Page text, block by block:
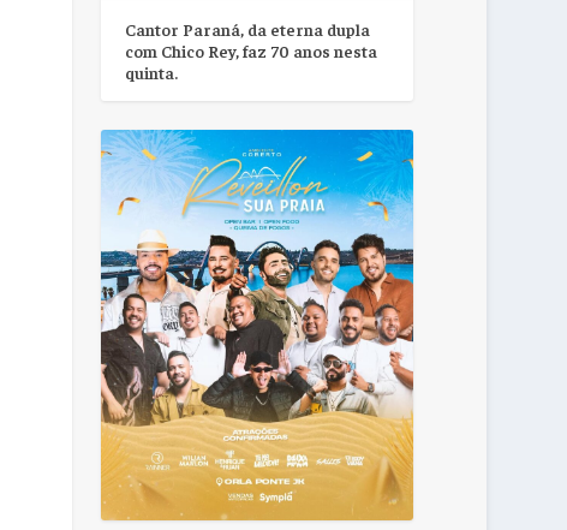
Cantor Paraná, da eterna dupla
com Chico Rey, faz 70 anos nesta
quinta.